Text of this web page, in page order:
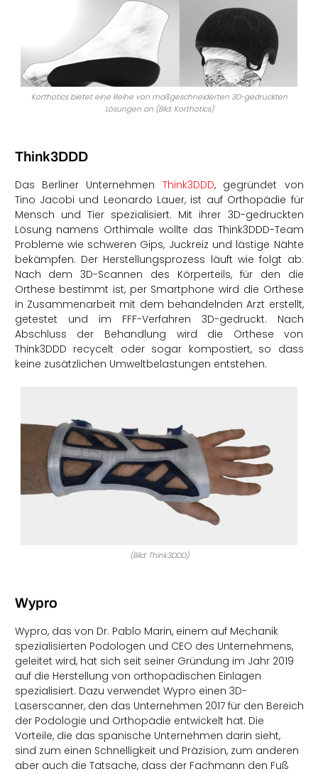
Korthotics bietet eine Reihe von maßgeschneiderten 3D-gedruckten
Lösungen an (Bild: Korthotics)
Think3DDD
Das Berliner Unternehmen Think3DDD, gegründet von
Tino Jacobi und Leonardo Lauer, ist auf Orthopädie für
Mensch und Tier spezialisiert. Mit ihrer 3D-gedruckten
Lösung namens Orthimale wollte das Think3DDD-Team
Probleme wie schweren Gips, Juckreiz und lästige Nähte
bekämpfen. Der Herstellungsprozess läuft wie folgt ab:
Nach dem 3D-Scannen des Körperteils, für den die
Orthese bestimmt ist, per Smartphone wird die Orthese
in Zusammenarbeit mit dem behandelnden Arzt erstellt,
getestet und im FFF-Verfahren 3D-gedruckt. Nach
Abschluss der Behandlung wird die Orthese von
Think3DDD recycelt oder sogar kompostiert, so dass
keine zusätzlichen Umweltbelastungen entstehen.
(Bild: Think3DDD)
Wypro
Wypro, das von Dr. Pablo Marin, einem auf Mechanik
spezialisierten Podologen und CEO des Unternehmens,
geleitet wird, hat sich seit seiner Gründung im Jahr 2019
auf die Herstellung von orthopädischen Einlagen
spezialisiert. Dazu verwendet Wypro einen 3D-
Laserscanner, den das Unternehmen 2017 für den Bereich
der Podologie und Orthopädie entwickelt hat. Die
Vorteile, die das spanische Unternehmen darin sieht,
sind zum einen Schnelligkeit und Präzision, zum anderen
aber auch die Tatsache, dass der Fachmann den Fuß